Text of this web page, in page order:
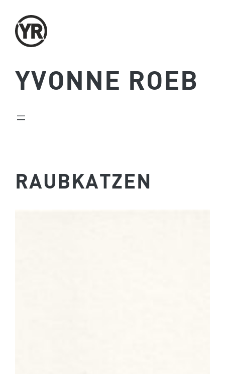
Inhalt
springen
YVONNE ROEB
RAUBKATZEN